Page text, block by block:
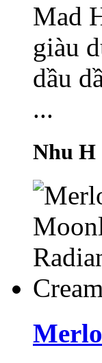
Mad
giàu
dầu
...
Nhu H